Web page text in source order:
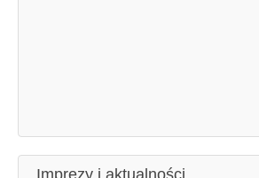
Imprezy i aktualności